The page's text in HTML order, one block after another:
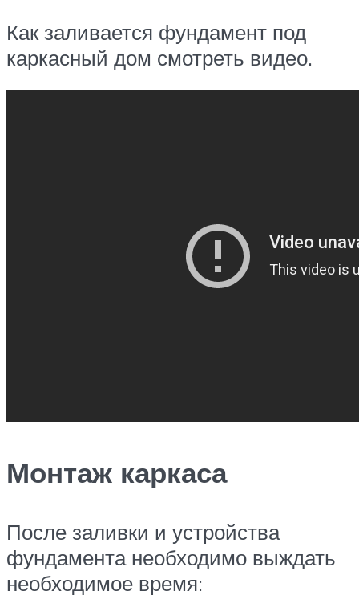
Как заливается фундамент под
каркасный дом смотреть видео.
Монтаж каркаса
После заливки и устройства
фундамента необходимо выждать
необходимое время: